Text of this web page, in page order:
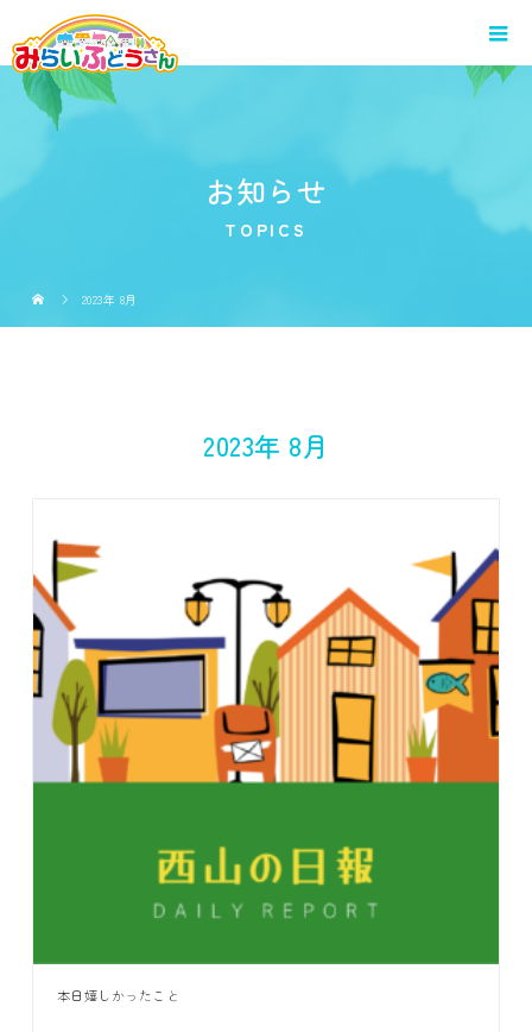
お知らせ
TOPICS
2023年 8月
2023年 8月
本日嬉しかったこと